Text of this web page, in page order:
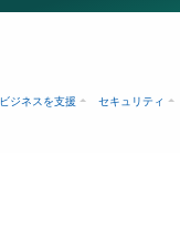
ビジネスを支援 セキュリティ